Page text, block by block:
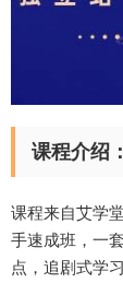
课程介绍：
课程来自艾学
手速成班，一
点，追剧式学